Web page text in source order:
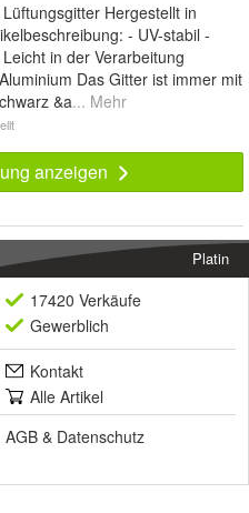
Hergestellt in
- UV-stabil -
in der Verarbeitung
Das Gitter ist immer mit
&a... Mehr
anzeigen
Platin
17420 Verkäufe
Gewerblich
Kontakt
Alle Artikel
AGB & Datenschutz